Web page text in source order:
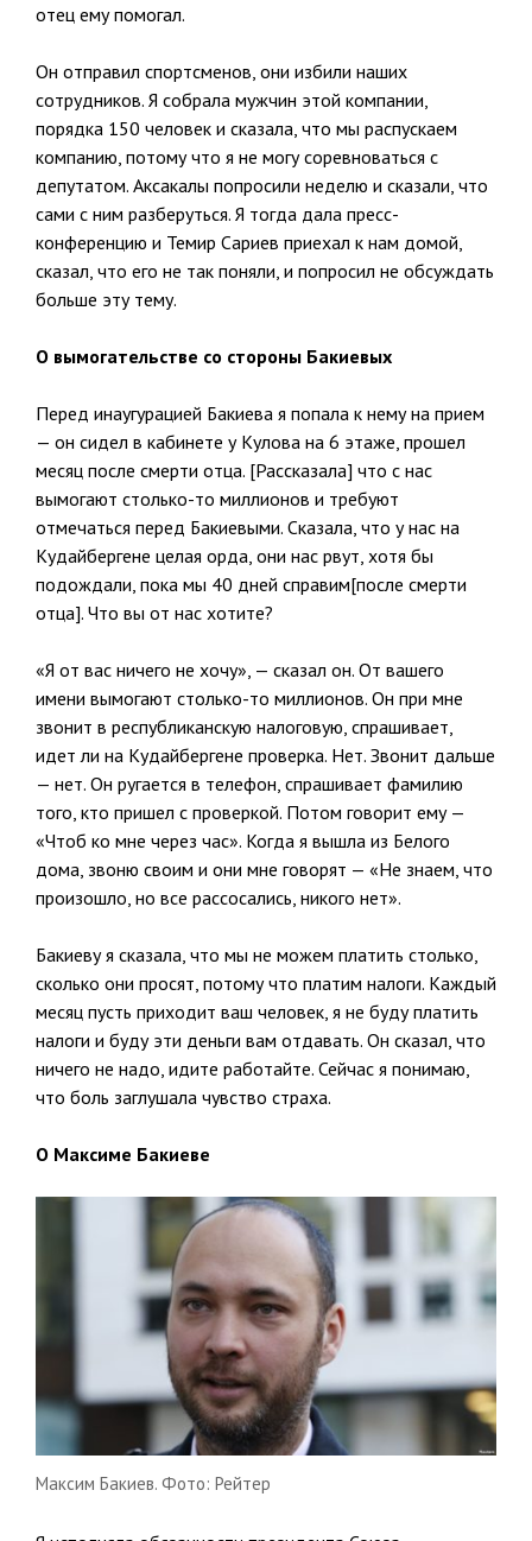
отец ему помогал.
Он отправил спортсменов, они избили наших
сотрудников. Я собрала мужчин этой компании,
порядка 150 человек и сказала, что мы распускаем
компанию, потому что я не могу соревноваться с
депутатом. Аксакалы попросили неделю и сказали, что
сами с ним разберуться. Я тогда дала пресс-
конференцию и Темир Сариев приехал к нам домой,
сказал, что его не так поняли, и попросил не обсуждать
больше эту тему.
О вымогательстве со стороны Бакиевых
Перед инаугурацией Бакиева я попала к нему на прием
— он сидел в кабинете у Кулова на 6 этаже, прошел
месяц после смерти отца. [Рассказала] что с нас
вымогают столько-то миллионов и требуют
отмечаться перед Бакиевыми. Сказала, что у нас на
Кудайбергене целая орда, они нас рвут, хотя бы
подождали, пока мы 40 дней справим[после смерти
отца]. Что вы от нас хотите?
«Я от вас ничего не хочу», — сказал он. От вашего
имени вымогают столько-то миллионов. Он при мне
звонит в республиканскую налоговую, спрашивает,
идет ли на Кудайбергене проверка. Нет. Звонит дальше
— нет. Он ругается в телефон, спрашивает фамилию
того, кто пришел с проверкой. Потом говорит ему —
«Чтоб ко мне через час». Когда я вышла из Белого
дома, звоню своим и они мне говорят — «Не знаем, что
произошло, но все рассосались, никого нет».
Бакиеву я сказала, что мы не можем платить столько,
сколько они просят, потому что платим налоги. Каждый
месяц пусть приходит ваш человек, я не буду платить
налоги и буду эти деньги вам отдавать. Он сказал, что
ничего не надо, идите работайте. Сейчас я понимаю,
что боль заглушала чувство страха.
О Максиме Бакиеве
Максим Бакиев. Фото: Рейтер